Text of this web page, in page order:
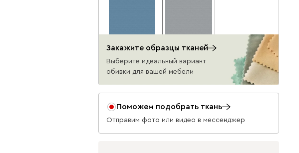
Онли 793
22 990
Онли 994
22 990
Данель 26 990
Закажите образцы тканей
Выберите идеальный вариант
обивки для вашей мебели
Поможем подобрать ткань
Отправим фото или видео в мессенджер